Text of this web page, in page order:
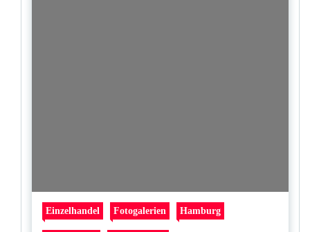
Einzelhandel Fotogalerien Hamburg